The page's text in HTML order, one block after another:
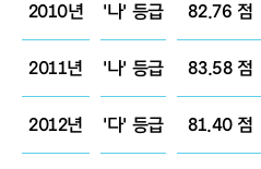
2010년 '나' 등급 82.76 점
2011년 '나' 등급 83.58 점
2012년 '다' 등급 81.40 점